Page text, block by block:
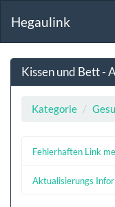
Hegaulink
Kissen und Bett -
Kategorie
Fehlerhaften Link
Aktualisierungs